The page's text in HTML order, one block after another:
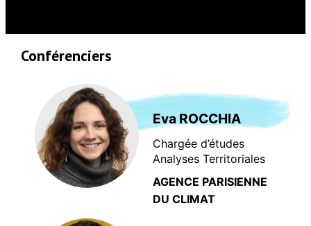
Conférenciers
Eva ROCCHIA
Chargée d’études
Analyses Territoriales
AGENCE PARISIENNE
DU CLIMAT